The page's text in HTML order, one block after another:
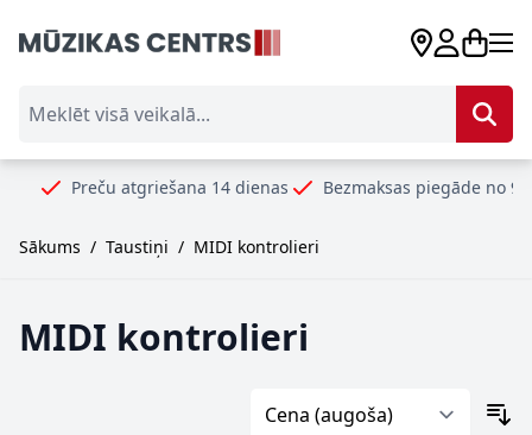
atgriešana 14 dienas Bezmaksas piegāde no 99€
Sākums / Taustiņi / MIDI kontrolieri
MIDI kontrolieri